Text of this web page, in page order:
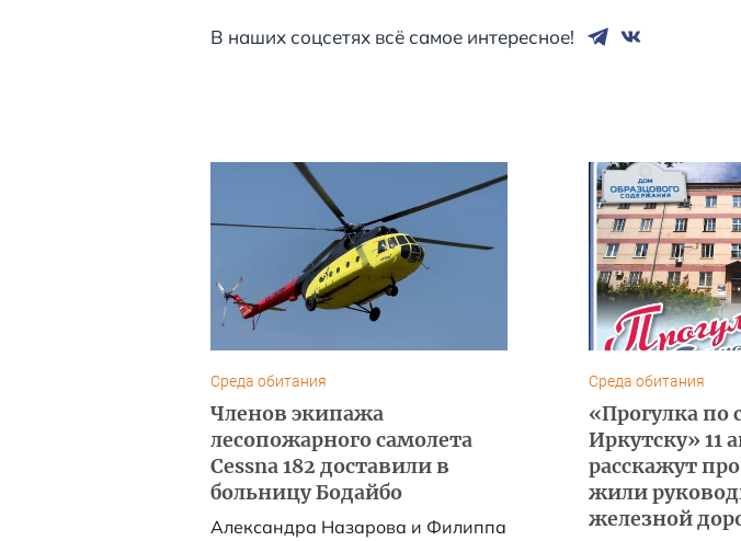
В наших соцсетях всё самое интересное!
Среда обитания
Членов экипажа
лесопожарного самолета
Cessna 182 доставили в
больницу Бодайбо
Александра Назарова и Филиппа
Среда обитания
«Прогулка по
Иркутску» 11
расскажут
жили
железной